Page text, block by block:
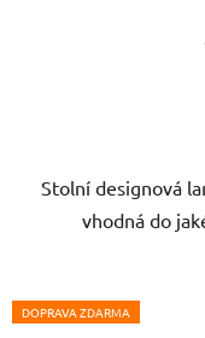
Stolní designová
vhodná do
DOPRAVA ZDARMA